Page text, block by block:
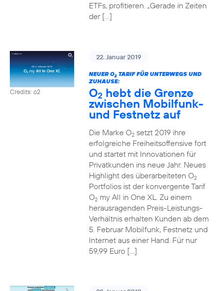
ETFs, profitieren. „Gerade in Zeiten
der […]
Credits: o2
22. Januar 2019
NEUER O2TARIF FÜR UNTERWEGS UND
ZUHAUSE:
O2 hebt die Grenze
zwischen Mobilfunk-
und Festnetz auf
Die Marke O2setzt 2019 ihre
erfolgreiche Freiheitsoffensive fort
und startet mit Innovationen für
Privatkunden ins neue Jahr. Neues
Highlight des überarbeiteten O2
Portfolios ist der konvergente Tarif
O2my All in One XL. Zu einem
herausragenden Preis-Leistungs-
Verhältnis erhalten Kunden ab dem
5. Februar Mobilfunk, Festnetz und
Internet aus einer Hand. Für nur
59,99 Euro […]